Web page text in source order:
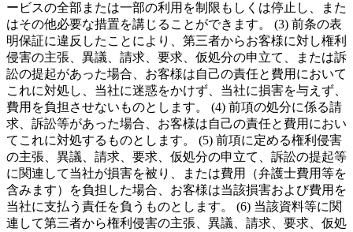
ービスの全部または一部の利用を制限もしくは停止し、また
はその他必要な措置を講じることができます。 (3) 前条の表
明保証に違反したことにより、第三者からお客様に対し権利
侵害の主張、異議、請求、要求、仮処分の申立て、または訴
訟の提起があった場合、お客様は自己の責任と費用において
これに対処し、当社に迷惑をかけず、当社に損害を与えず、
費用を負担させないものとします。 (4) 前項の処分に係る請
求、訴訟等があった場合、お客様は自己の責任と費用におい
てこれに対処するものとします。 (5) 前項に定める権利侵害
の主張、異議、請求、要求、仮処分の申立て、訴訟の提起等
に関連して当社が損害を被り、または費用（弁護士費用等を
含みます）を負担した場合、お客様は当該損害および費用を
当社に支払う責任を負うものとします。 (6) 当該資料等に関
連して第三者から権利侵害の主張、異議、請求、要求、仮処